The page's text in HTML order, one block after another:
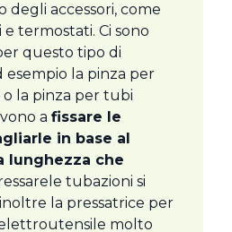
accessori, come
termostati. Ci sono
questo tipo di
esempio la pinza per
la pinza per tubi
a fissare le
in base al
lunghezza che
tubazioni si
la pressatrice per
molto